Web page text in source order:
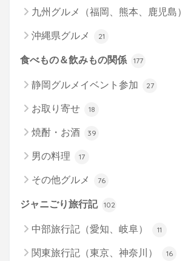
九州グルメ（福岡、熊本、鹿児島）
沖縄県グルメ 21
食べもの＆飲みもの関係 177
静岡グルメイベント参加 27
お取り寄せ 18
焼酎・お酒 39
男の料理 17
その他グルメ 76
ジャニごり旅行記 102
中部旅行記（愛知、岐阜） 11
関東旅行記（東京、神奈川） 16